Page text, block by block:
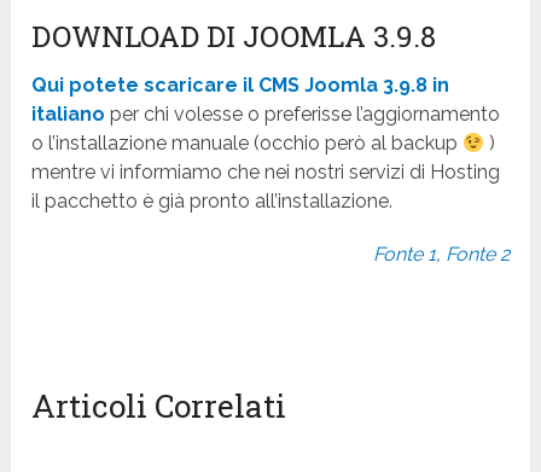
DOWNLOAD DI JOOMLA 3.9.8
Qui potete scaricare il CMS Joomla 3.9.8 in
italiano per chi volesse o preferisse l’aggiornamento
o l’installazione manuale (occhio però al backup
)
mentre vi informiamo che nei nostri servizi di Hosting
il pacchetto è già pronto all’installazione.
Fonte 1, Fonte 2
Articoli Correlati